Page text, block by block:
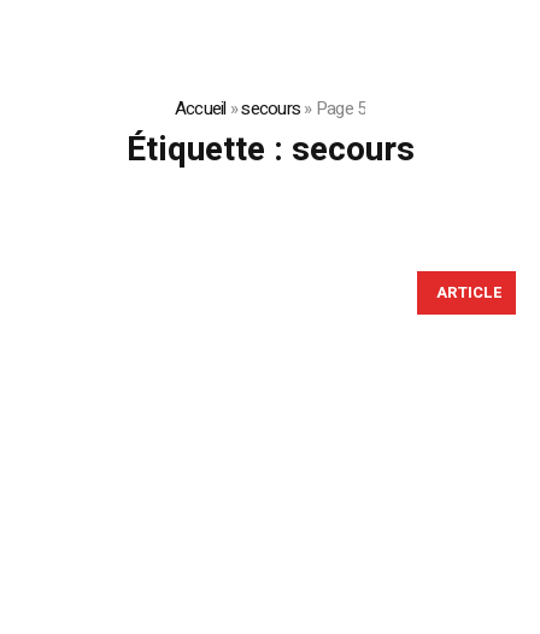
Accueil »secours»Page 5
Étiquette : secours
ARTICLE